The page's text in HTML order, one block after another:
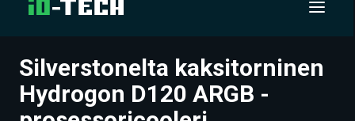
UUTISET
ARTIKKELIT
Silverstonelta kaksitorninen
Hydrogon D120 ARGB -